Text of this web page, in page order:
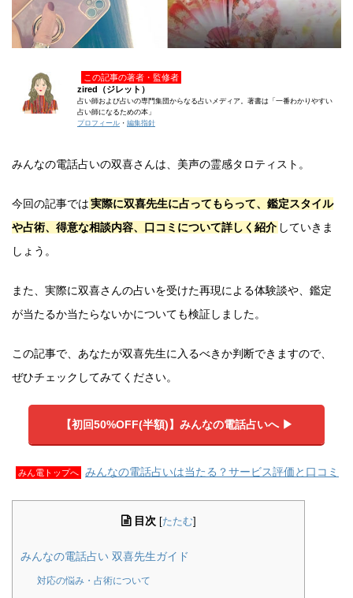
この記事の著者・監修者
zired（ジレット）
占い師および占いの専門集団からなる占いメディア。著書は「一番わかりやすい
占い師になるための本」
プロフィール ・ 編集指針
みんなの電話占いの双喜さんは、美声の霊感タロティスト。
今回の記事では実際に双喜先生に占ってもらって、鑑定スタイル
や占術、得意な相談内容、口コミについて詳しく紹介 していきま
しょう。
また、実際に双喜さんの占いを受けた再現による体験談や、鑑定
が当たるか当たらないかについても検証しました。
この記事で、あなたが双喜先生に入るべきか判断できますので、
ぜひチェックしてみてください。
【初回50%OFF(半額)】みんなの電話占いへ ▶︎
みん電トップへ みんなの電話占いは当たる？サービス評価と口コミ
目次 たたむ
みんなの電話占い 双喜先生ガイド
対応の悩み・占術について